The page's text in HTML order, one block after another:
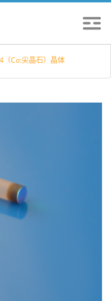
（Co:尖晶石）晶体